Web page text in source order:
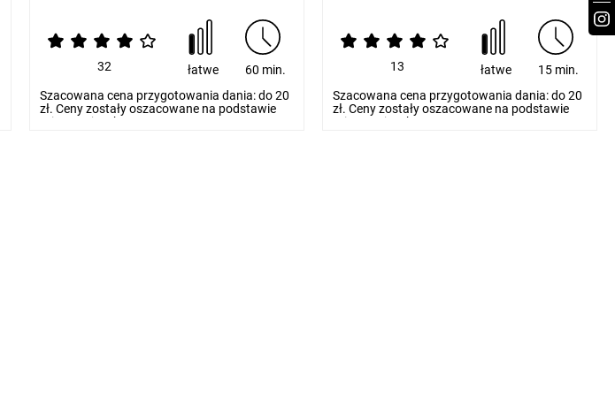
32 łatwe
60 min.
Szacowana cena przygotowania dania: do 20
zł. Ceny zostały oszacowane na podstawie
orientacyjnych...
13 łatwe
15 min.
Szacowana cena przygotowania dania: do 20
zł. Ceny zostały oszacowane na podstawie
orientacyjnych...